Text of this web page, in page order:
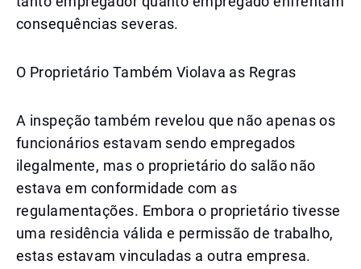
consequências severas.
O Proprietário Também Violava as Regras
A inspeção também revelou que não apenas os
funcionários estavam sendo empregados
ilegalmente, mas o proprietário do salão não
estava em conformidade com as
regulamentações. Embora o proprietário tivesse
uma residência válida e permissão de trabalho,
estas estavam vinculadas a outra empresa.